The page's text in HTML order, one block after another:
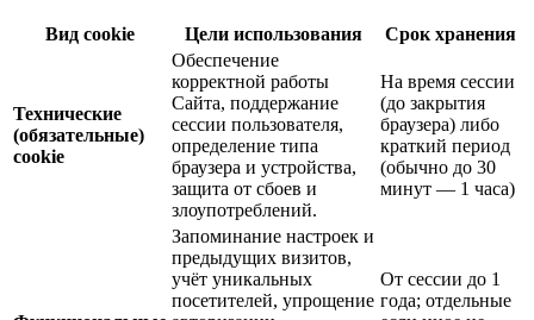
Вид cookie Цели использования Срок хранения
Технические
(обязательные)
cookie
Обеспечение
корректной работы
Сайта, поддержание
сессии пользователя,
определение типа
браузера и устройства,
защита от сбоев и
злоупотреблений.
На время сессии
(до закрытия
браузера) либо
краткий период
(обычно до 30
минут — 1 часа)
Запоминание настроек и
предыдущих визитов,
учёт уникальных
посетителей, упрощение
От сессии до 1
года; отдельные